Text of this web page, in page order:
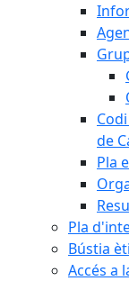
de
Pla
Pla
Bústia
Accés a